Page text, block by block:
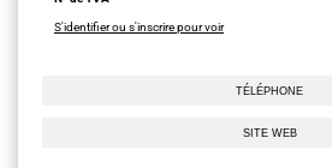
S'identifier ou s'inscrire pour voir
TÉLÉPHONE
SITE WEB